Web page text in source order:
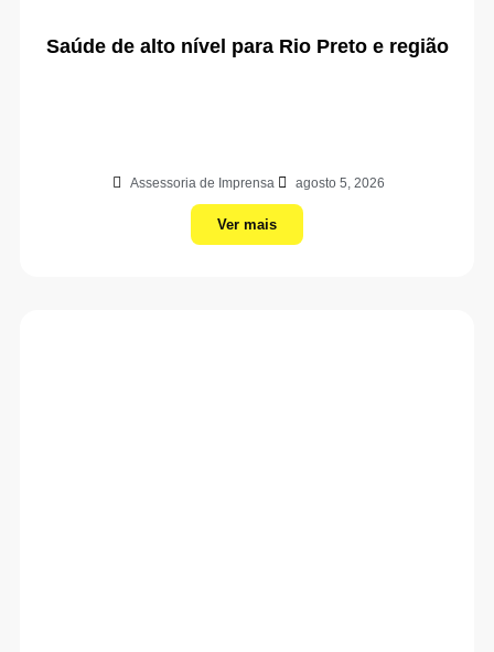
Saúde de alto nível para Rio Preto e região
Assessoria de Imprensa agosto 5, 2026
Ver mais